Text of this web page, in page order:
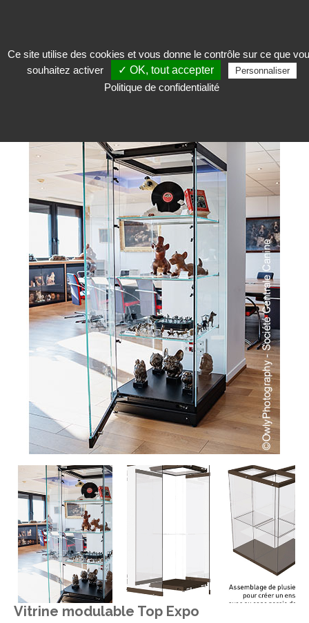
Exposer>Vitrine d'exposition>Vitrine colonne>Vitrine modulable Top
Vitrine modulable Top Expo
Ce site utilise des cookies et vous donne le contrôle sur ce que
souhaitez activer
✓ OK, tout accepter Personnaliser
Politique de confidentialité